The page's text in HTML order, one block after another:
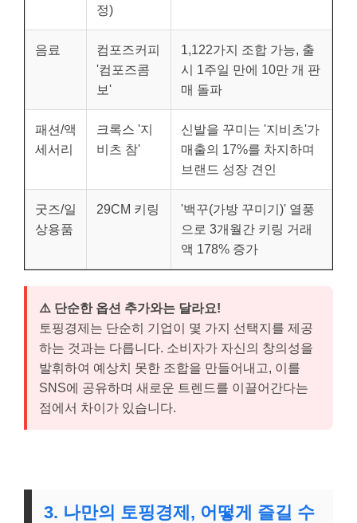
정)
음료
컴포즈커피
'컴포즈콤
보'
1,122가지 조합 가능, 출
시 1주일 만에 10만 개 판
매 돌파
패션/액
세서리
크록스 '지
비츠 참'
신발을 꾸미는 '지비츠'가
매출의 17%를 차지하며
브랜드 성장 견인
굿즈/일
상용품
29CM 키링
'백꾸(가방 꾸미기)' 열풍
으로 3개월간 키링 거래
액 178% 증가
⚠️ 단순한 옵션 추가와는 달라요!
토핑경제는 단순히 기업이 몇 가지 선택지를 제공
하는 것과는 다릅니다. 소비자가 자신의 창의성을
발휘하여 예상치 못한 조합을 만들어내고, 이를
SNS에 공유하며 새로운 트렌드를 이끌어간다는
점에서 차이가 있습니다.
3. 나만의 토핑경제, 어떻게 즐길 수